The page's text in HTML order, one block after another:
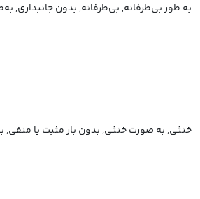
به طور بی‌طرفانه, بی‌طرفانه, بدون جانبداری,
خنثی, به صورت خنثی, بدون بار مثبت یا منفی,